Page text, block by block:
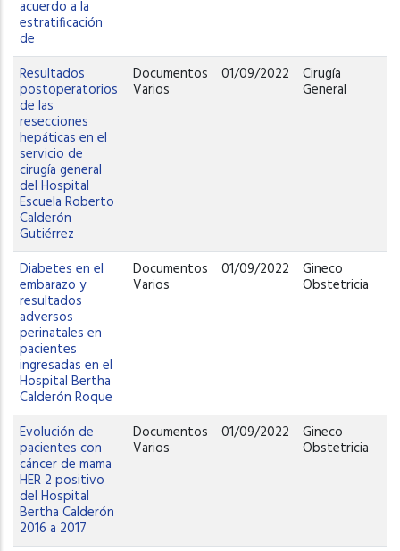
acuerdo a la
estratificación
de
Resultados
postoperatorios
de las
resecciones
hepáticas en el
servicio de
cirugía general
del Hospital
Escuela Roberto
Calderón
Gutiérrez
Documentos
Varios
01/09/2022 Cirugía
General
Diabetes en el
embarazo y
resultados
adversos
perinatales en
pacientes
ingresadas en el
Hospital Bertha
Calderón Roque
Documentos
Varios
01/09/2022 Gineco
Obstetricia
Evolución de
pacientes con
cáncer de mama
HER 2 positivo
del Hospital
Bertha Calderón
2016 a 2017
Documentos
Varios
01/09/2022 Gineco
Obstetricia